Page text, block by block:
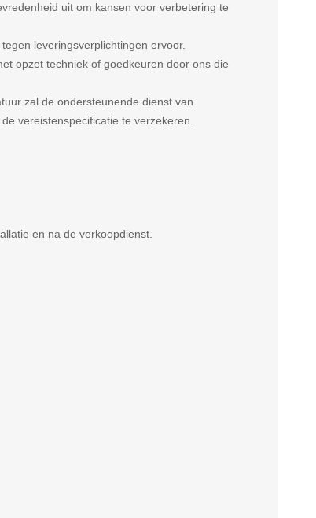
uit om kansen voor verbetering te
leveringsverplichtingen ervoor.
opzet techniek of goedkeuren door ons die
zal de ondersteunende dienst van
vereistenspecificatie te verzekeren.
en na de verkoopdienst.